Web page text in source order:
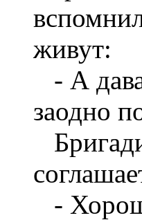
живут:
- А
заодно
-